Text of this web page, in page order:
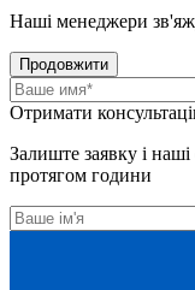
Наші менеджери
Продовжити
Отримати
Залиште заявку і
протягом години